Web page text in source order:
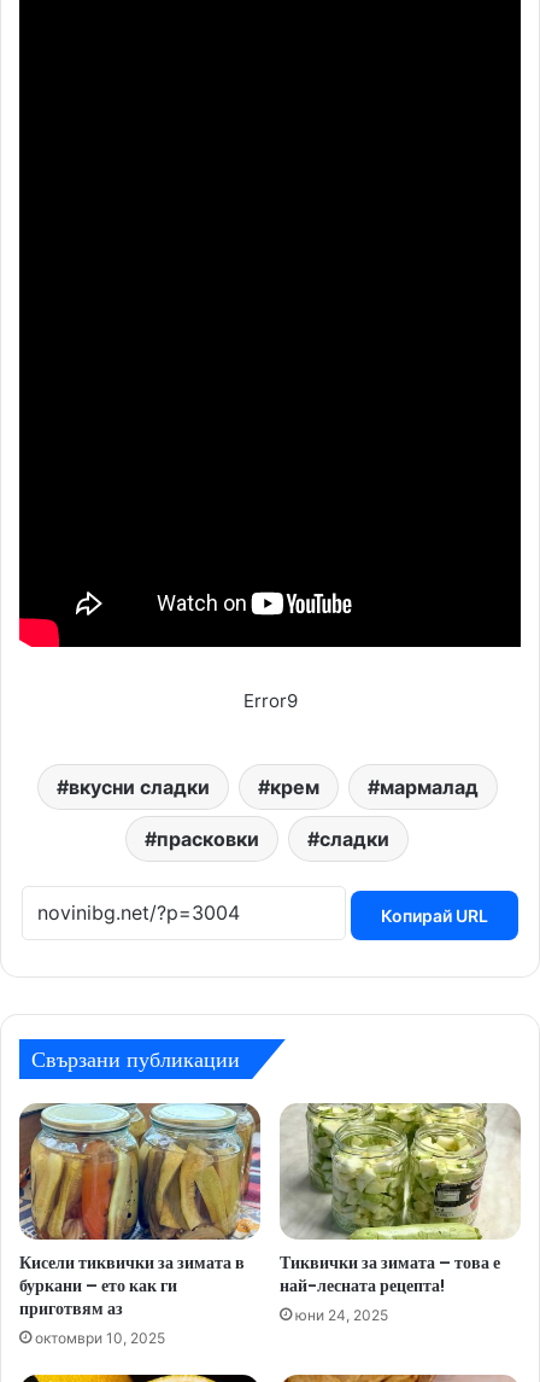
Error9
вкусни сладки крем мармалад
прасковки сладки
Копирай URL
Свързани публикации
Кисели тиквички за зимата в
буркани – ето как ги
приготвям аз
октомври 10, 2025
Тиквички за зимата – това е
най-лесната рецепта!
юни 24, 2025